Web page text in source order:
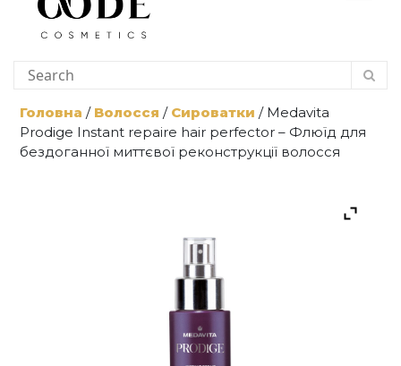
Головна / Волосся / Сироватки / Medavita
Prodige Instant repaire hair perfector – Флюїд для
бездоганної миттєвої реконструкції волосся